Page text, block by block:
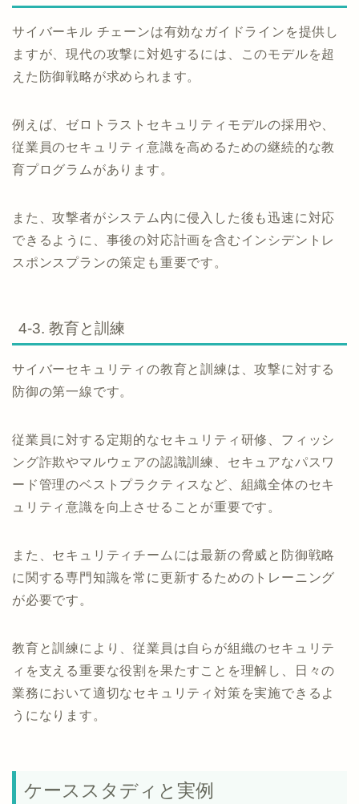
サイバーキル チェーンは有効なガイドラインを提供し
ますが、現代の攻撃に対処するには、このモデルを超
えた防御戦略が求められます。
例えば、ゼロトラストセキュリティモデルの採用や、
従業員のセキュリティ意識を高めるための継続的な教
育プログラムがあります。
また、攻撃者がシステム内に侵入した後も迅速に対応
できるように、事後の対応計画を含むインシデントレ
スポンスプランの策定も重要です。
4-3. 教育と訓練
サイバーセキュリティの教育と訓練は、攻撃に対する
防御の第一線です。
従業員に対する定期的なセキュリティ研修、フィッシ
ング詐欺やマルウェアの認識訓練、セキュアなパスワ
ード管理のベストプラクティスなど、組織全体のセキ
ュリティ意識を向上させることが重要です。
また、セキュリティチームには最新の脅威と防御戦略
に関する専門知識を常に更新するためのトレーニング
が必要です。
教育と訓練により、従業員は自らが組織のセキュリテ
ィを支える重要な役割を果たすことを理解し、日々の
業務において適切なセキュリティ対策を実施できるよ
うになります。
ケーススタディと実例